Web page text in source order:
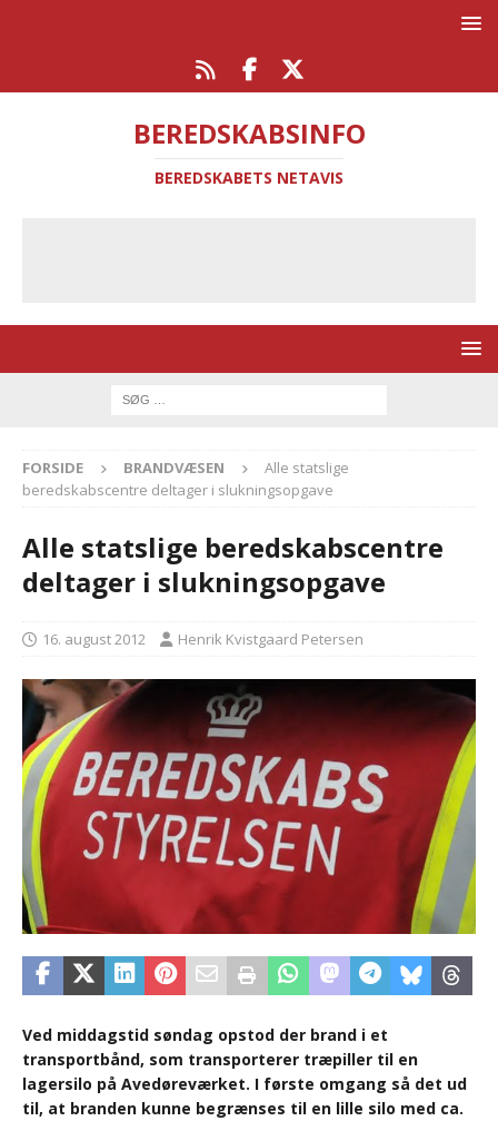
BEREDSKABSINFO
BEREDSKABETS NETAVIS
FORSIDE BRANDVÆSEN
Alle statslige
beredskabscentre deltager i slukningsopgave
Alle statslige beredskabscentre
deltager i slukningsopgave
16. august 2012 Henrik Kvistgaard Petersen
Ved middagstid søndag opstod der brand i et
transportbånd, som transporterer træpiller til en
lagersilo på Avedøreværket. I første omgang så det ud
til, at branden kunne begrænses til en lille silo med ca.